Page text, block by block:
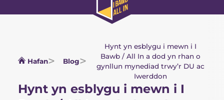
In
Hafan Blog
Hynt yn esblygu i mewn i I
Bawb / All In a dod yn rhan o
gynllun mynediad trwy’r DU ac
Iwerddon
Hynt yn esblygu i mewn i I